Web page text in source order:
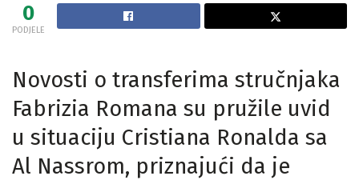
0
PODJELE
Novosti o transferima stručnjaka
Fabrizia Romana su pružile uvid
u situaciju Cristiana Ronalda sa
Al Nassrom, priznajući da je